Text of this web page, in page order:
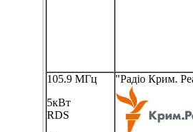
105.9 МГц
5кВт
RDS
"Радіо Крим.